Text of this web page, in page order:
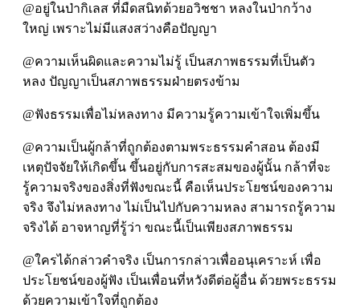
@อยู่ในป่ากิเลส ที่มืดสนิทด้วยอวิชชา หลงในป่ากว้าง
ใหญ่ เพราะไม่มีแสงสว่างคือปัญญา
@ความเห็นผิดและความไม่รู้ เป็นสภาพธรรมที่เป็นตัว
หลง ปัญญาเป็นสภาพธรรมฝ่ายตรงข้าม
@ฟังธรรมเพื่อไม่หลงทาง มีความรู้ความเข้าใจเพิ่มขึ้น
@ความเป็นผู้กล้าที่ถูกต้องตามพระธรรมคำสอน ต้องมี
เหตุปัจจัยให้เกิดขึ้น ขึ้นอยู่กับการสะสมของผู้นั้น กล้าที่จะ
รู้ความจริงของสิ่งที่ฟังขณะนี้ คือเห็นประโยชน์ของความ
จริง จึงไม่หลงทาง ไม่เป็นไปกับความหลง สามารถรู้ความ
จริงได้ อาจหาญที่รู้ว่า ขณะนี้เป็นเพียงสภาพธรรม
@ใครได้กล่าวคำจริง เป็นการกล่าวเพื่ออนุเคราะห์ เพื่อ
ประโยชน์ของผู้ฟัง เป็นเพื่อนที่หวังดีต่อผู้อื่น ด้วยพระธรรม
ด้วยความเข้าใจที่ถูกต้อง